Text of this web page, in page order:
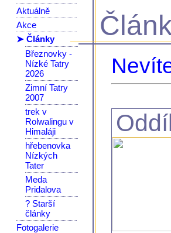
Aktuálně
Akce
➤ Články
Březnovky -
Nízké Tatry
2026
Zimní Tatry
2007
trek v
Rolwalingu v
Himaláji
hřebenovka
Nízkých
Tater
Meda
Pridalova
? Starší
články
Fotogalerie